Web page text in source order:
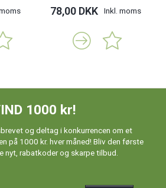
78,00 DKK Inkl. moms
1000 kr!
og deltag i konkurrencen om et
på 1000 kr. hver måned! Bliv den første
nyt, rabatkoder og skarpe tilbud.